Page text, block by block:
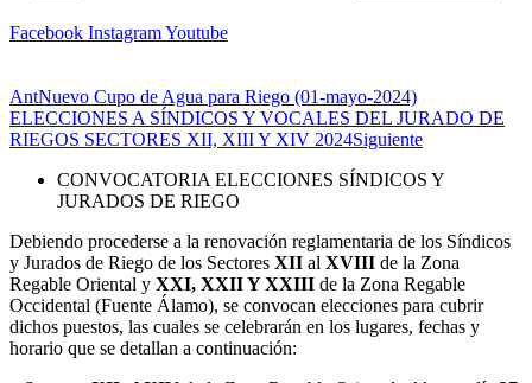
Facebook InstagramYoutube
AntNuevo Cupo de Agua para Riego (01-mayo-2024)
ELECCIONES A SÍNDICOS Y VOCALES DEL JURADO DE
RIEGOS SECTORES XII, XIII Y XIV 2024Siguiente
CONVOCATORIA ELECCIONES SÍNDICOS Y
JURADOS DE RIEGO
Debiendo procederse a la renovación reglamentaria de los Síndicos
y Jurados de Riego de los Sectores XII al XVIII de la Zona
Regable Oriental y XXI, XXII Y XXIII de la Zona Regable
Occidental (Fuente Álamo), se convocan elecciones para cubrir
dichos puestos, las cuales se celebrarán en los lugares, fechas y
horario que se detallan a continuación: